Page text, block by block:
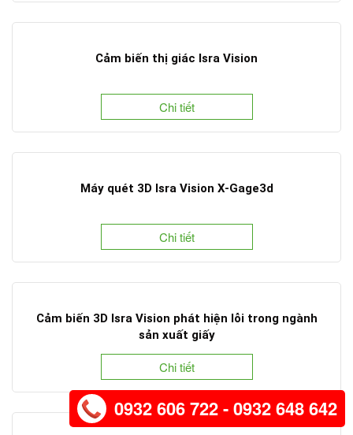
Cảm biến thị giác Isra Vision
Chi tiết
Máy quét 3D Isra Vision X-Gage3d
Chi tiết
Cảm biến 3D Isra Vision phát hiện lỗi trong ngành
sản xuất giấy
Chi tiết
0932 606 722 - 0932 648 642